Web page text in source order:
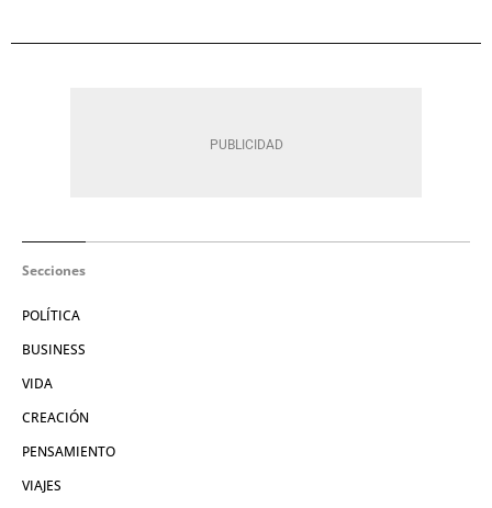
Secciones
POLÍTICA
BUSINESS
VIDA
CREACIÓN
PENSAMIENTO
VIAJES